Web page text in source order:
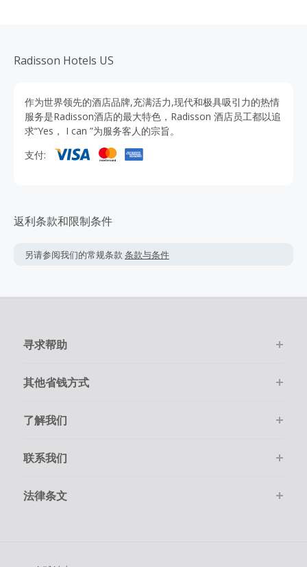
Radisson Hotels US
作为世界领先的酒店品牌,充满活力,现代和极具吸引力的热情
服务是Radisson酒店的最大特色，Radisson 酒店员工都以追
求“Yes， I can ”为服务客人的宗旨。
支付:
返利条款和限制条件
另请参阅我们的常规条款 条款与条件
寻求帮助
其他省钱方式
了解我们
联系我们
法律条文